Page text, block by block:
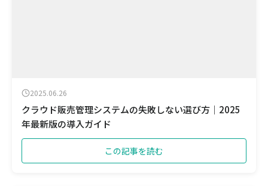
2025.06.26
クラウド販売管理システムの失敗しない選び方｜2025
年最新版の導入ガイド
この記事を読む